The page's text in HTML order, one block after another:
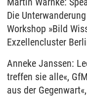
Die
Workshop »Bild
Exzellencluster
Anneke Janssen:
treffen sie alle«,
aus der